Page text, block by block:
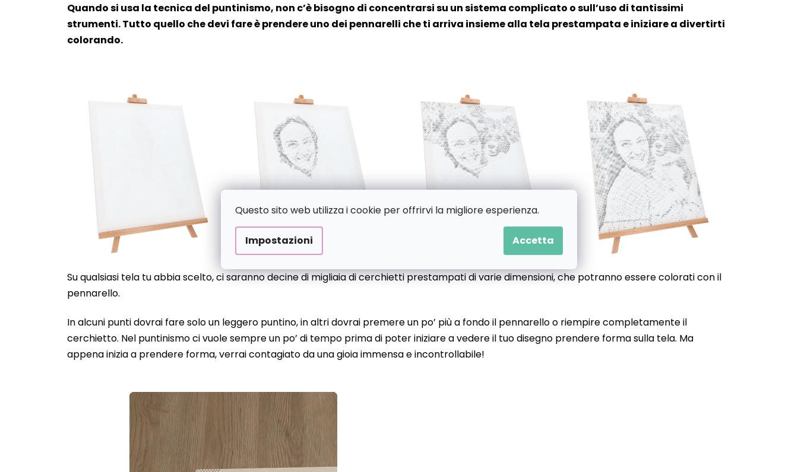
Questo sito web utilizza i cookie per offrirvi la migliore esperienza.
Impostazioni Accetta
Quando si usa la tecnica del puntinismo, non c’è bisogno di concentrarsi su un sistema complicato o sull’uso di tantissimi
strumenti. Tutto quello che devi fare è prendere uno dei pennarelli che ti arriva insieme alla tela prestampata e iniziare a divertirti
colorando.
Su qualsiasi tela tu abbia scelto, ci saranno decine di migliaia di cerchietti prestampati di varie dimensioni, che potranno essere colorati con il
pennarello.
In alcuni punti dovrai fare solo un leggero puntino, in altri dovrai premere un po’ più a fondo il pennarello o riempire completamente il
cerchietto. Nel puntinismo ci vuole sempre un po’ di tempo prima di poter iniziare a vedere il tuo disegno prendere forma sulla tela. Ma
appena inizia a prendere forma, verrai contagiato da una gioia immensa e incontrollabile!